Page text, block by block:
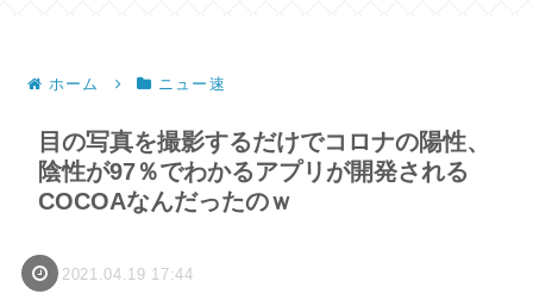
ホーム ニュー速
目の写真を撮影するだけでコロナの陽性、
陰性が97％でわかるアプリが開発される
COCOAなんだったのｗ
2021.04.19 17:44